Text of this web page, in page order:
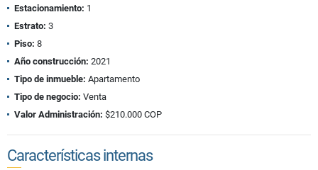
Estacionamiento: 1
Estrato: 3
Piso: 8
Año construcción: 2021
Tipo de inmueble: Apartamento
Tipo de negocio: Venta
Valor Administración: $210.000 COP
Características internas